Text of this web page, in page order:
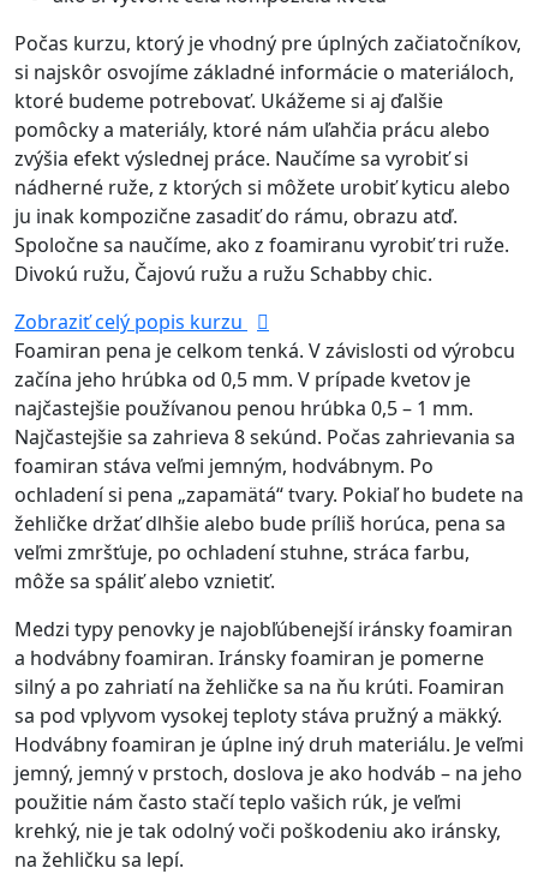
Počas kurzu, ktorý je vhodný pre úplných začiatočníkov,
si najskôr osvojíme základné informácie o materiáloch,
ktoré budeme potrebovať. Ukážeme si aj ďalšie
pomôcky a materiály, ktoré nám uľahčia prácu alebo
zvýšia efekt výslednej práce. Naučíme sa vyrobiť si
nádherné ruže, z ktorých si môžete urobiť kyticu alebo
ju inak kompozične zasadiť do rámu, obrazu atď.
Spoločne sa naučíme, ako z foamiranu vyrobiť tri ruže.
Divokú ružu, Čajovú ružu a ružu Schabby chic.
Zobraziť celý popis kurzu
Foamiran pena je celkom tenká. V závislosti od výrobcu
začína jeho hrúbka od 0,5 mm. V prípade kvetov je
najčastejšie používanou penou hrúbka 0,5 – 1 mm.
Najčastejšie sa zahrieva 8 sekúnd. Počas zahrievania sa
foamiran stáva veľmi jemným, hodvábnym. Po
ochladení si pena „zapamätá“ tvary. Pokiaľ ho budete na
žehličke držať dlhšie alebo bude príliš horúca, pena sa
veľmi zmršťuje, po ochladení stuhne, stráca farbu,
môže sa spáliť alebo vznietiť.
Medzi typy penovky je najobľúbenejší iránsky foamiran
a hodvábny foamiran. Iránsky foamiran je pomerne
silný a po zahriatí na žehličke sa na ňu krúti. Foamiran
sa pod vplyvom vysokej teploty stáva pružný a mäkký.
Hodvábny foamiran je úplne iný druh materiálu. Je veľmi
jemný, jemný v prstoch, doslova je ako hodváb – na jeho
použitie nám často stačí teplo vašich rúk, je veľmi
krehký, nie je tak odolný voči poškodeniu ako iránsky,
na žehličku sa lepí.